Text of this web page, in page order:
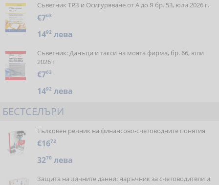
Съветник ТРЗ и Осигуряване от А до Я бр. 53, юли 2026 г.
€763
1492 лева
Съветник: Данъци и такси на моята фирма, бр. 66, юли
2026 г
€763
1492 лева
БЕСТСЕЛЪРИ
Тълковен речник на финансово-счетоводните понятия
€1672
3270 лева
Защита на личните данни: наръчник за счетоводители и